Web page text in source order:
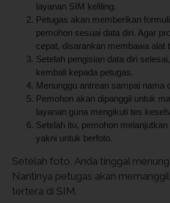
layanan SIM keliling.
Petugas akan memberikan
pemohon sesuai data diri. Agar
cepat, disarankan membawa alat
Setelah pengisian data diri
kembali kepada petugas.
Menunggu antrean sampai nama
Pemohon akan dipanggil untuk
layanan guna mengikuti tes
Setelah itu, pemohon
yakni untuk berfoto.
Setelah foto, Anda tinggal
Nantinya petugas akan
tertera di SIM.